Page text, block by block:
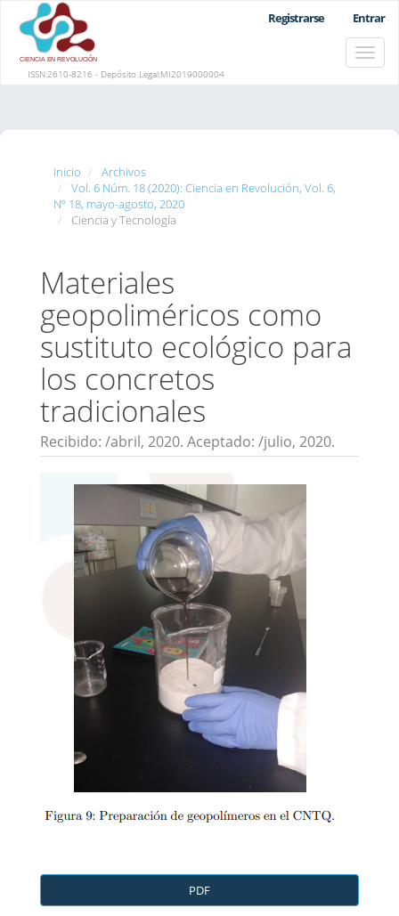
Navegación
principal
Contenido
principal
Barra
Registrarse Entrar
Toggle
ISSN:2610-8216 - Depósito Legal:MI2019000004
Inicio
Archivos
Vol. 6 Núm. 18 (2020): Ciencia en Revolución, Vol. 6,
Nº 18, mayo-agosto, 2020
Ciencia y Tecnología
Materiales
geopoliméricos como
sustituto ecológico para
los concretos
tradicionales
Recibido: /abril, 2020. Aceptado: /julio, 2020.
Barra
artículo
PDF